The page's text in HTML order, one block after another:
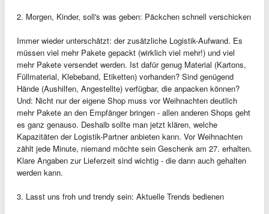
2. Morgen, Kinder, soll's was geben: Päckchen schnell verschicken
Immer wieder unterschätzt: der zusätzliche Logistik-Aufwand. Es
müssen viel mehr Pakete gepackt (wirklich viel mehr!) und viel
mehr Pakete versendet werden. Ist dafür genug Material (Kartons,
Füllmaterial, Klebeband, Etiketten) vorhanden? Sind genügend
Hände (Aushilfen, Angestellte) verfügbar, die anpacken können?
Und: Nicht nur der eigene Shop muss vor Weihnachten deutlich
mehr Pakete an den Empfänger bringen - allen anderen Shops geht
es ganz genauso. Deshalb sollte man jetzt klären, welche
Kapazitäten der Logistik-Partner anbieten kann. Vor Weihnachten
zählt jede Minute, niemand möchte sein Geschenk am 27. erhalten.
Klare Angaben zur Lieferzeit sind wichtig - die dann auch gehalten
werden kann.
3. Lasst uns froh und trendy sein: Aktuelle Trends bedienen